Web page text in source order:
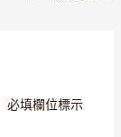
必填欄位標示